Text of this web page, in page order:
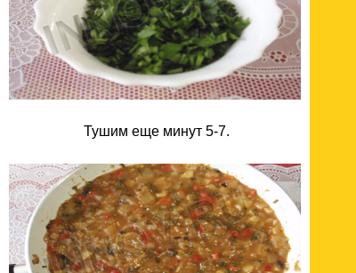
Тушим еще минут 5-7.